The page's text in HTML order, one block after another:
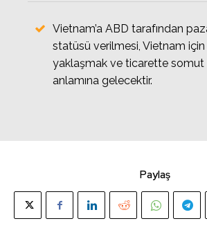
Vietnam’a ABD tarafından
statüsü verilmesi, Vietnam için
yaklaşmak ve ticarette
anlamına gelecektir.
Paylaş